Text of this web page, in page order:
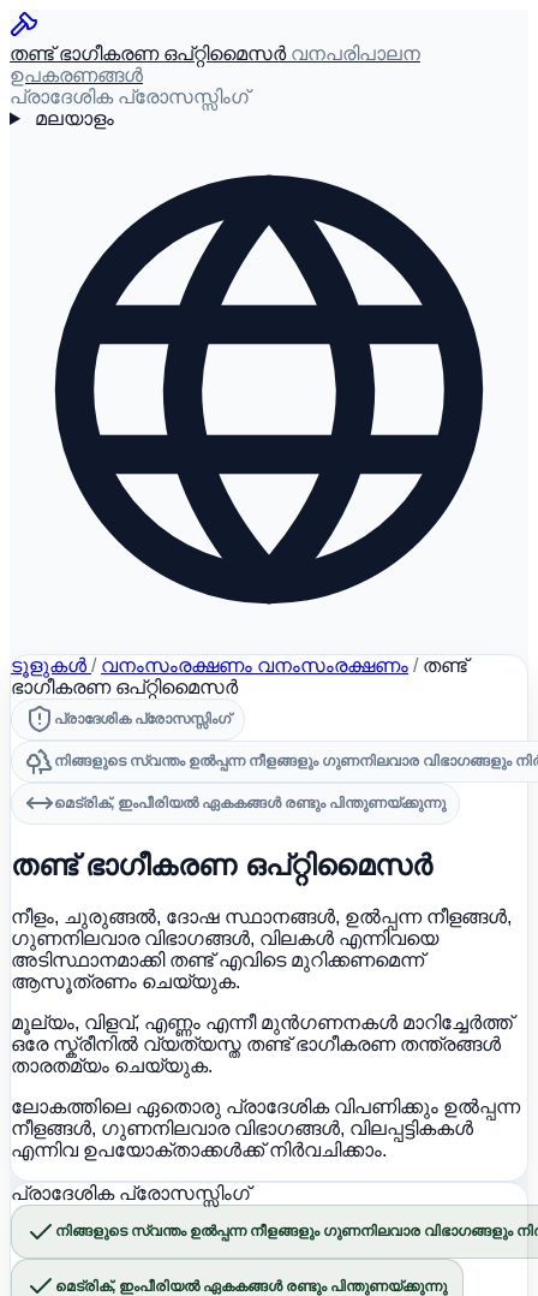
തണ്ട് ഭാഗീകരണ ഒപ്റ്റിമൈസർ വനപരിപാലന
ഉപകരണങ്ങൾ
പ്രാദേശിക പ്രോസസ്സിംഗ്
മലയാളം
ടൂളുകൾ / വനംസംരക്ഷണം വനംസംരക്ഷണം / തണ്ട്
ഭാഗീകരണ ഒപ്റ്റിമൈസർ
പ്രാദേശിക പ്രോസസ്സിംഗ്
നിങ്ങളുടെ സ്വന്തം ഉൽപ്പന്ന നീളങ്ങളും ഗുണനിലവാര വിഭാഗങ്ങളും
മെട്രിക്, ഇംപീരിയൽ ഏകകങ്ങൾ രണ്ടും പിന്തുണയ്ക്കുന്നു
തണ്ട് ഭാഗീകരണ ഒപ്റ്റിമൈസർ
നീളം, ചുരുങ്ങൽ, ദോഷ സ്ഥാനങ്ങൾ, ഉൽപ്പന്ന നീളങ്ങൾ,
ഗുണനിലവാര വിഭാഗങ്ങൾ, വിലകൾ എന്നിവയെ
അടിസ്ഥാനമാക്കി തണ്ട് എവിടെ മുറിക്കണമെന്ന്
ആസൂത്രണം ചെയ്യുക.
മൂല്യം, വിളവ്, എണ്ണം എന്നീ മുൻഗണനകൾ മാറിച്ചേർത്ത്
ഒരേ സ്ക്രീനിൽ വ്യത്യസ്ത തണ്ട് ഭാഗീകരണ തന്ത്രങ്ങൾ
താരതമ്യം ചെയ്യുക.
ലോകത്തിലെ ഏതൊരു പ്രാദേശിക വിപണിക്കും ഉൽപ്പന്ന
നീളങ്ങൾ, ഗുണനിലവാര വിഭാഗങ്ങൾ, വിലപ്പട്ടികകൾ
എന്നിവ ഉപയോക്താക്കൾക്ക് നിർവചിക്കാം.
പ്രാദേശിക പ്രോസസ്സിംഗ്
നിങ്ങളുടെ സ്വന്തം ഉൽപ്പന്ന നീളങ്ങളും ഗുണനിലവാര വിഭാഗങ്ങളും
മെട്രിക്, ഇംപീരിയൽ ഏകകങ്ങൾ രണ്ടും പിന്തുണയ്ക്കുന്നു